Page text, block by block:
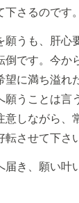
さるのです。
願うも、肝心
倒です。今か
望に満ち溢れ
うことは言
意しながら、
させて下さ
届き、願い叶